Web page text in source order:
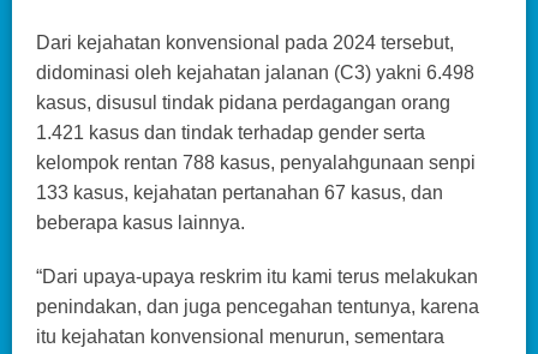
Dari kejahatan konvensional pada 2024 tersebut,
didominasi oleh kejahatan jalanan (C3) yakni 6.498
kasus, disusul tindak pidana perdagangan orang
1.421 kasus dan tindak terhadap gender serta
kelompok rentan 788 kasus, penyalahgunaan senpi
133 kasus, kejahatan pertanahan 67 kasus, dan
beberapa kasus lainnya.
“Dari upaya-upaya reskrim itu kami terus melakukan
penindakan, dan juga pencegahan tentunya, karena
itu kejahatan konvensional menurun, sementara